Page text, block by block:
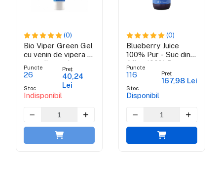
(0)
Bio Viper Green Gel
cu venin de vipera si
propolis verde
brazilian - 50 ml
Puncte
26
Stoc
Indisponibil
Preț
40,24
Lei
(0)
Blueberry Juice
100% Pur - Suc din
Afine 100% Pur
Certificat Organic-
Puncte
116
Stoc
Disponibil
Preț
167,98 Lei